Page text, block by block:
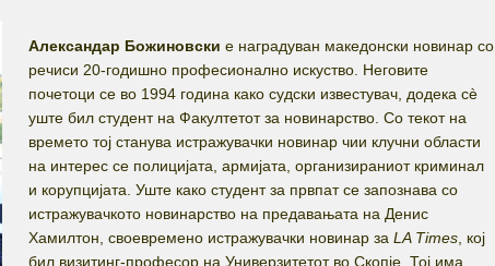
Александар Божиновски е наградуван македонски новинар со
речиси 20-годишно професионално искуство. Неговите
почетоци се во 1994 година како судски известувач, додека сè
уште бил студент на Факултетот за новинарство. Со текот на
времето тој станува истражувачки новинар чии клучни области
на интерес се полицијата, армијата, организираниот криминал
и корупцијата. Уште како студент за првпат се запознава со
истражувачкото новинарство на предавањата на Денис
Хамилтон, своевремено истражувачки новинар заLA Times , кој
бил визитинг-професор на Универзитетот во Скопје. Тој има